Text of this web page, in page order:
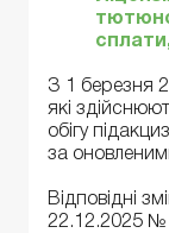
З 1 березня
які
обігу
за
Відповідні
22.12.2025 №